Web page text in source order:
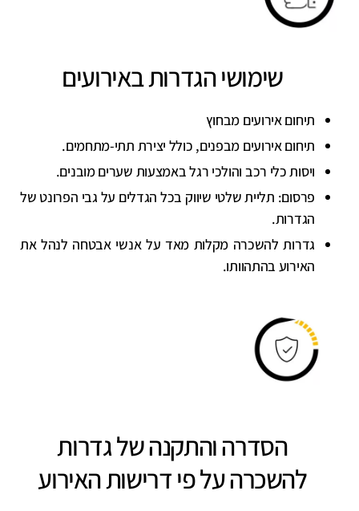
שימושי הגדרות באירועים
תיחום אירועים מבחוץ
תיחום אירועים מבפנים, כולל יצירת תתי-מתחמים.
ויסות כלי רכב והולכי רגל באמצעות שערים מובנים.
פרסום: תליית שלטי שיווק בכל הגדלים על גבי הפרונט של
הגדרות.
גדרות להשכרה מקלות מאד על אנשי אבטחה לנהל את
האירוע בהתהוותו.
הסדרה והתקנה של גדרות
להשכרה על פי דרישות האירוע